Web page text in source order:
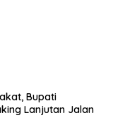
Bupati
Lanjutan Jalan